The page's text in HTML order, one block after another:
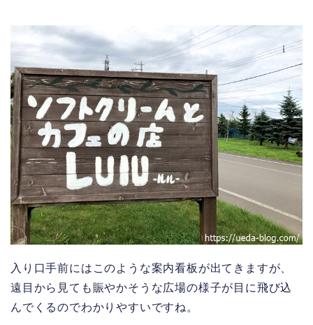
入り口手前にはこのような案内看板が出てきますが、
遠目から見ても賑やかそうな広場の様子が目に飛び込
んでくるのでわかりやすいですね。